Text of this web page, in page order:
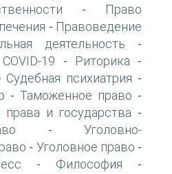
-
Право
- Правоведение
деятельность -
19 - Риторика -
Судебная психиатрия -
- Таможенное право -
и государства -
-Уголовно-
- Уголовное право -
- Философия -